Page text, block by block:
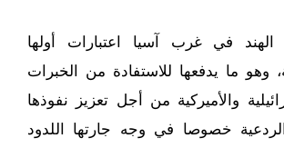
في غرب آسيا اعتبارات أولها
وهو ما يدفعها للاستفادة من الخبرات
والأميركية من أجل تعزيز نفوذها
خصوصا في وجه جارتها اللدود